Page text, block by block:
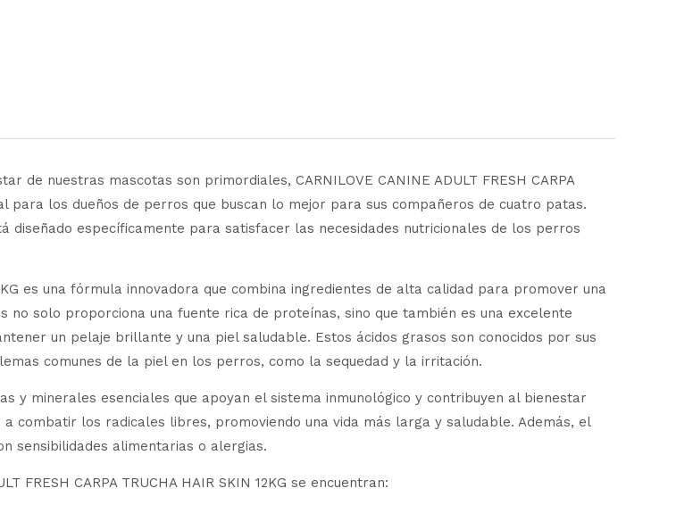
de nuestras mascotas son primordiales, CARNILOVE CANINE ADULT FRESH CARPA
para los dueños de perros que buscan lo mejor para sus compañeros de cuatro patas.
diseñado específicamente para satisfacer las necesidades nutricionales de los perros
es una fórmula innovadora que combina ingredientes de alta calidad para promover una
solo proporciona una fuente rica de proteínas, sino que también es una excelente
un pelaje brillante y una piel saludable. Estos ácidos grasos son conocidos por sus
comunes de la piel en los perros, como la sequedad y la irritación.
y minerales esenciales que apoyan el sistema inmunológico y contribuyen al bienestar
combatir los radicales libres, promoviendo una vida más larga y saludable. Además, el
sensibilidades alimentarias o alergias.
FRESH CARPA TRUCHA HAIR SKIN 12KG se encuentran: